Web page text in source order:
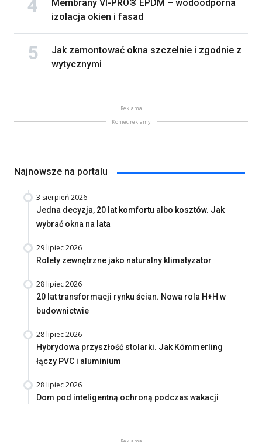
Membrany VI-PRO® EPDM – wodoodporna
izolacja okien i fasad
Jak zamontować okna szczelnie i zgodnie z
wytycznymi
Reklama
Koniec reklamy
Najnowsze na portalu
3 sierpień 2026
Jedna decyzja, 20 lat komfortu albo kosztów. Jak
wybrać okna na lata
29 lipiec 2026
Rolety zewnętrzne jako naturalny klimatyzator
28 lipiec 2026
20 lat transformacji rynku ścian. Nowa rola H+H w
budownictwie
28 lipiec 2026
Hybrydowa przyszłość stolarki. Jak Kömmerling
łączy PVC i aluminium
28 lipiec 2026
Dom pod inteligentną ochroną podczas wakacji